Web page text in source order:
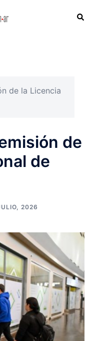
de la Licencia
de
de
2026